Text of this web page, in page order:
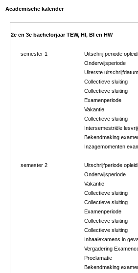
Academische kalender
2e en 3e bachelorjaar TEW, HI, BI en HW
semester 1
Uitschrijfperiode
Onderwijsperiode
Uiterste
Collectieve sluiting
Collectieve sluiting
Examenperiode
Vakantie
Collectieve sluiting
Intersemestriële
Bekendmaking
Inzagemomenten
semester 2
Uitschrijfperiode
Onderwijsperiode
Vakantie
Collectieve sluiting
Collectieve sluiting
Examenperiode
Collectieve sluiting
Collectieve sluiting
Inhaalexamens in
Vergadering
Proclamatie
Bekendmaking